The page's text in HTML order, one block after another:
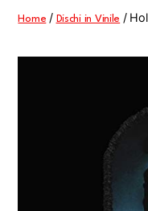
Home / Dischi in Vinile /